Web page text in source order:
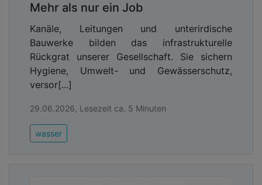
Mehr als nur ein Job
Kanäle, Leitungen und unterirdische
Bauwerke bilden das infrastrukturelle
Rückgrat unserer Gesellschaft. Sie sichern
Hygiene, Umwelt- und Gewässerschutz,
versor[...]
29.06.2026, Lesezeit ca. 5 Minuten
wasser